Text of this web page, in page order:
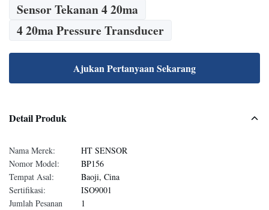
Sensor Tekanan 4 20ma
4 20ma Pressure Transducer
Ajukan Pertanyaan Sekarang
Detail Produk
Nama Merek:
HT SENSOR
Nomor Model:
BP156
Tempat Asal:
Baoji, Cina
Sertifikasi:
ISO9001
Jumlah Pesanan
1